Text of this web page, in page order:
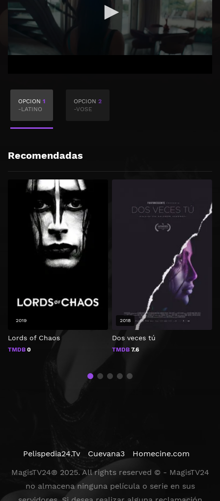
OPCION 1
-LATINO
OPCION 2
-VOSE
Recomendadas
Lords of Chaos
TMDB 0
2019
Dos veces tú
TMDB 7.6
2018
Pelispedia24.Tv Cuevana3
Homecine.com
MagisTV24® 2025. All rights reserved © - MagisTV24
no almacena ninguna película o serie en sus